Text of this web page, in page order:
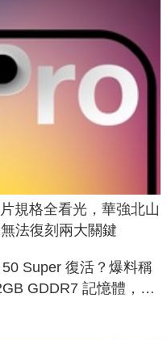
規格全看光，華強北山
法復刻兩大關鍵
Super 復活？爆料稱
GDDR7 記憶體，這
牙膏